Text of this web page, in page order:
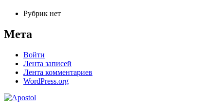
Рубрик нет
Мета
Войти
Лента записей
Лента комментариев
WordPress.org